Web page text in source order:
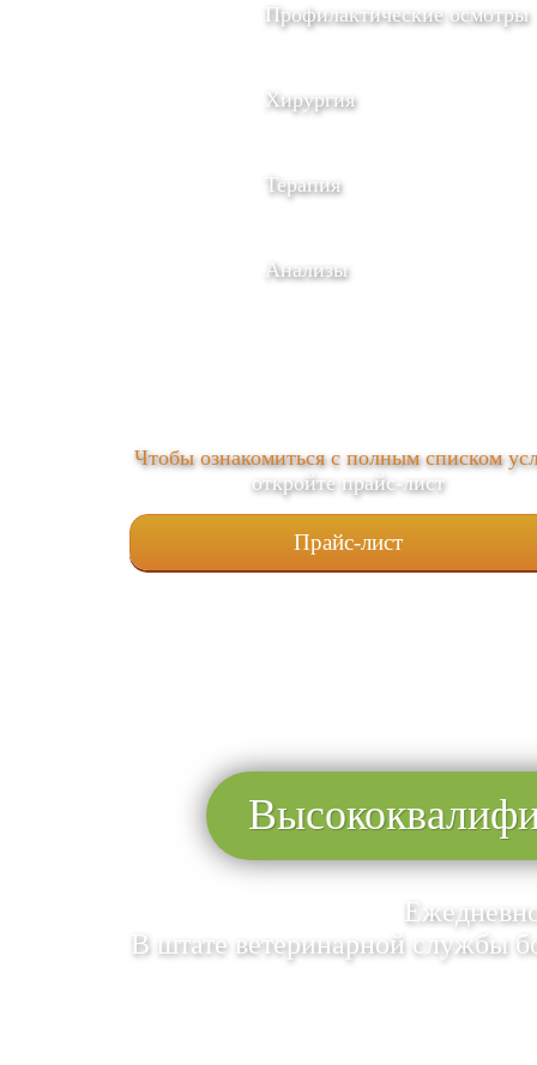
Профилактические осмотры
Хирургия
Терапия
Анализы
Чтобы ознакомиться с полным списком
откройте прайс-лист
Прайс-лист
В штате ветеринарной службы